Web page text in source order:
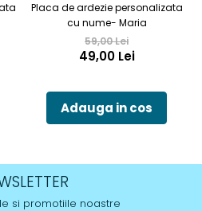
Placa de ardezie personalizata
cu nume- Maria
59,00 Lei
49,00 Lei
Adauga in cos
si promotiile noastre